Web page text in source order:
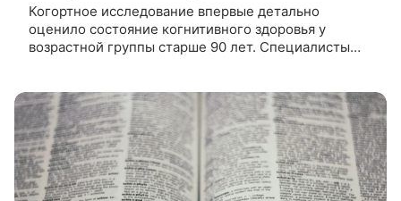
Когортное исследование впервые детально
оценило состояние когнитивного здоровья у
возрастной группы старше 90 лет. Специалисты